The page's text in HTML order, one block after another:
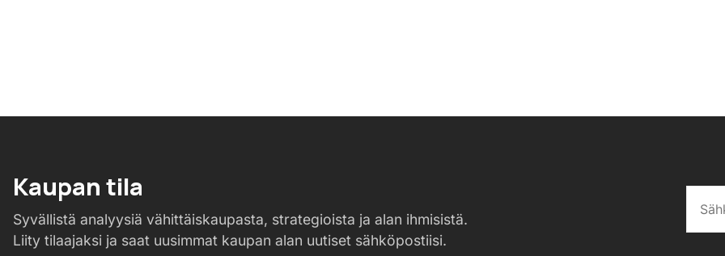
Kaupan tila
Syvällistä analyysiä vähittäiskaupasta, strategioista ja alan ihmisistä.
Liity tilaajaksi ja saat uusimmat kaupan alan uutiset sähköpostiisi.